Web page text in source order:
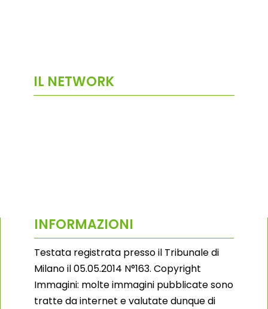
IL NETWORK
INFORMAZIONI
Testata registrata presso il Tribunale di
Milano il 05.05.2014 N°163. Copyright
Immagini: molte immagini pubblicate sono
tratte da internet e valutate dunque di